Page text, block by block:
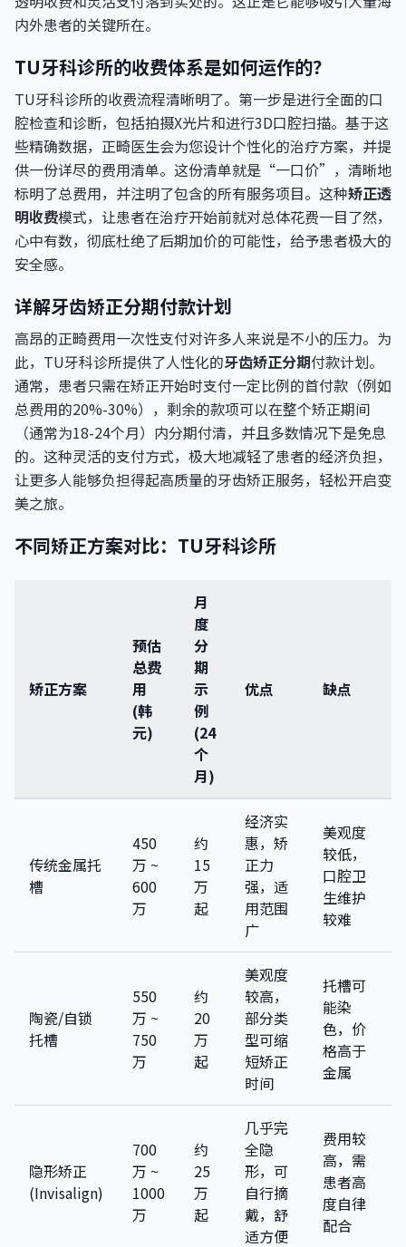
内外患者的关键所在。
TU牙科诊所的收费体系是如何运作的？
TU牙科诊所的收费流程清晰明了。第一步是进行全面的口
腔检查和诊断，包括拍摄X光片和进行3D口腔扫描。基于这
些精确数据，正畸医生会为您设计个性化的治疗方案，并提
供一份详尽的费用清单。这份清单就是“一口价”，清晰地
标明了总费用，并注明了包含的所有服务项目。这种矫正透
明收费模式，让患者在治疗开始前就对总体花费一目了然，
心中有数，彻底杜绝了后期加价的可能性，给予患者极大的
安全感。
详解牙齿矫正分期付款计划
高昂的正畸费用一次性支付对许多人来说是不小的压力。为
此，TU牙科诊所提供了人性化的牙齿矫正分期付款计划。
通常，患者只需在矫正开始时支付一定比例的首付款（例如
总费用的20%-30%），剩余的款项可以在整个矫正期间
（通常为18-24个月）内分期付清，并且多数情况下是免息
的。这种灵活的支付方式，极大地减轻了患者的经济负担，
让更多人能够负担得起高质量的牙齿矫正服务，轻松开启变
美之旅。
不同矫正方案对比：TU牙科诊所
矫正方案
预估
总费
用
(韩
元)
月
度
分
期
示
例
(24
个
月)
优点 缺点
传统金属托
槽
450
万 ~
600
万
约
15
万
起
经济实
惠，矫
正力
强，适
用范围
广
美观度
较低，
口腔卫
生维护
较难
陶瓷/自锁
托槽
550
万 ~
750
万
约
20
万
起
美观度
较高，
部分类
型可缩
短矫正
时间
托槽可
能染
色，价
格高于
金属
隐形矫正
(Invisalign)
700
万 ~
1000
万
约
25
万
起
几乎完
全隐
形，可
自行摘
戴，舒
适方便
费用较
高，需
患者高
度自律
配合